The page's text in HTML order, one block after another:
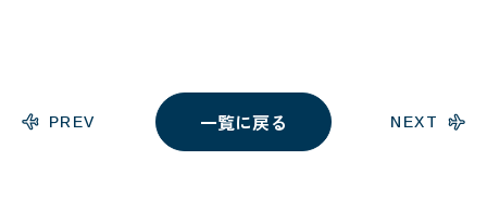
PREV 一覧に戻る NEXT